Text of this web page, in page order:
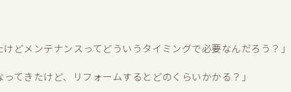
けどメンテナンスってどういうタイミングで必要なんだろう？」
ってきたけど、リフォームするとどのくらいかかる？」